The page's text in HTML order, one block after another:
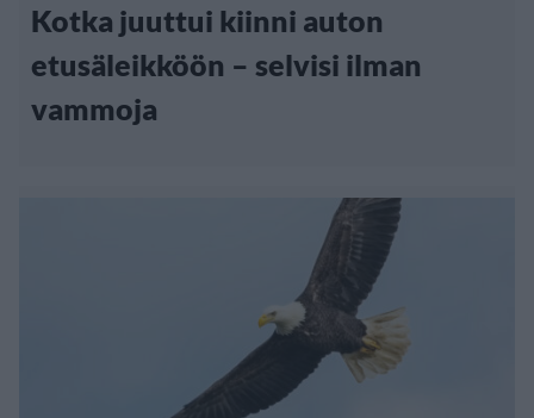
Kotka juuttui kiinni auton
etusäleikköön – selvisi ilman
vammoja